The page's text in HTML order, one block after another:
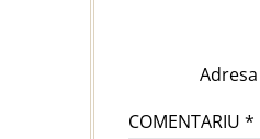
COMENTARIU*